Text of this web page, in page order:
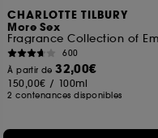
CHARLOTTE TILBURY
More Sex
600
À partir de32,00€
150,00€ / 100ml
2 contenances disponibles